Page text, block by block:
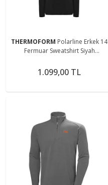
THERMOFORM Polarline Erkek 14
Fermuar Sweatshirt Siyah
1.099,00 TL